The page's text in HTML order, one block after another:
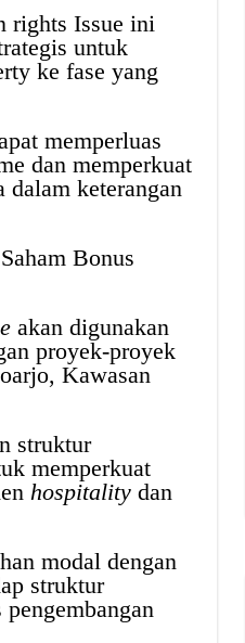
rights Issue ini
untuk
ke fase yang
memperluas
dan memperkuat
dalam keterangan
Bonus
akan digunakan
proyek-proyek
Kawasan
struktur
memperkuat
hospitalitydan
modal dengan
struktur